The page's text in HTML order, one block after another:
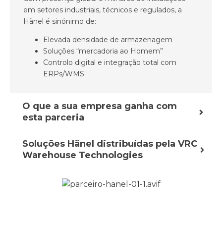
em setores industriais, técnicos e regulados, a
Hänel é sinónimo de:
Elevada densidade de armazenagem
Soluções “mercadoria ao Homem”
Controlo digital e integração total com
ERPs/WMS
O que a sua empresa ganha com
esta parceria
Soluções Hänel distribuídas pela VRC
Warehouse Technologies